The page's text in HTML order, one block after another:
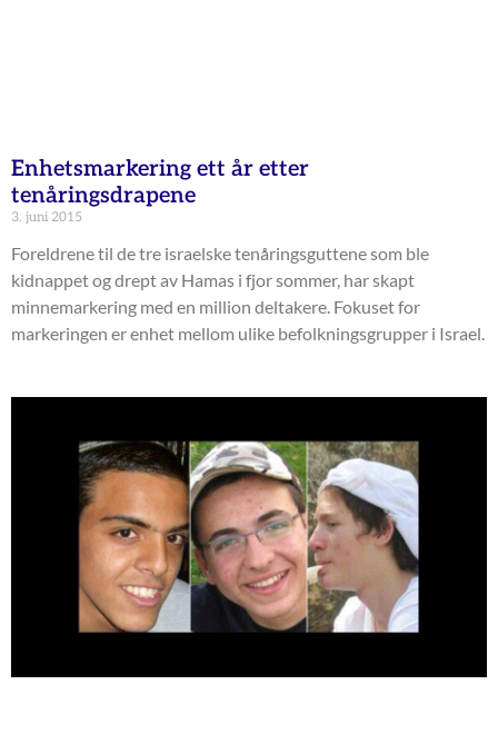
Enhetsmarkering ett år etter
tenåringsdrapene
3. juni 2015
Foreldrene til de tre israelske tenåringsguttene som ble
kidnappet og drept av Hamas i fjor sommer, har skapt
minnemarkering med en million deltakere. Fokuset for
markeringen er enhet mellom ulike befolkningsgrupper i Israel.